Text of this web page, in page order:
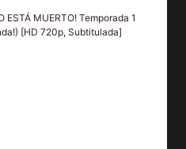
ESTÁ MUERTO! Temporada 1
[HD 720p, Subtitulada]